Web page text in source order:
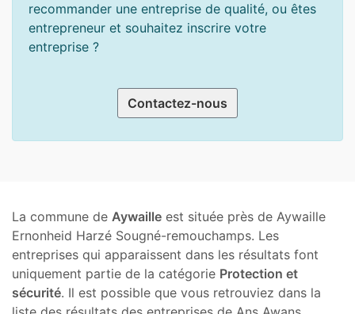
recommander une entreprise de qualité, ou êtes
entrepreneur et souhaitez inscrire votre
entreprise ?
Contactez-nous
La commune de Aywaille est située près de Aywaille
Ernonheid Harzé Sougné-remouchamps. Les
entreprises qui apparaissent dans les résultats font
uniquement partie de la catégorie Protection et
sécurité. Il est possible que vous retrouviez dans la